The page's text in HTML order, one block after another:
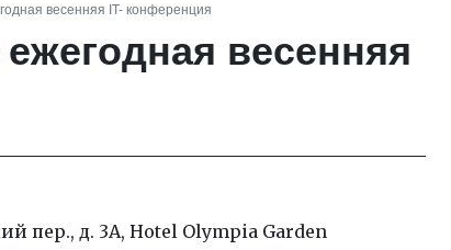
весенняя IT- конференция
весенняя
пер., д. 3А, Hotel Olympia Garden